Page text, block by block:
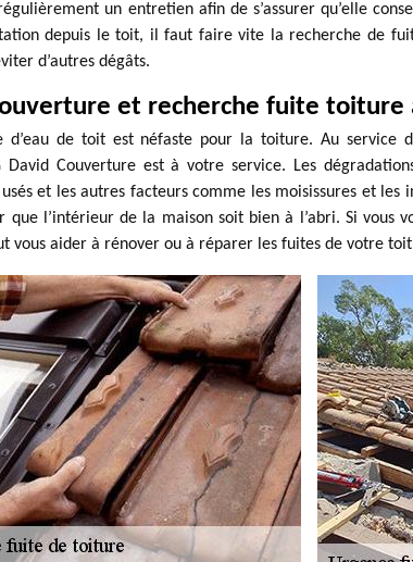
un entretien afin de s’assurer qu’elle
depuis le toit, il faut faire vite la recherche de
d’autres dégâts.
et recherche fuite toiture
d’eau de toit est néfaste pour la toiture. Au
David Couverture est à votre service. Les
et les autres facteurs comme les moisissures et
que l’intérieur de la maison soit bien à l’abri. Si vous
vous aider à rénover ou à réparer les fuites de votre